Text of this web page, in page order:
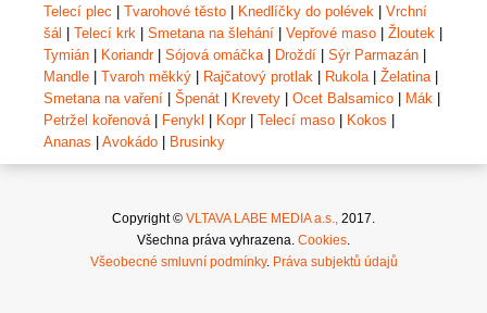
Telecí plec
Tvarohové těsto Knedlíčky do polévek
Vrchní
šál
Telecí krk Smetana na šlehání Vepřové maso Žloutek
Tymián
Koriandr| Sójová omáčka| Droždí Sýr Parmazán
Mandle
Tvaroh měkký Rajčatový protlak Rukola| Želatina|
Smetana na vaření
Špenát Krevety Ocet Balsamico Mák
Petržel kořenová| Fenykl Kopr| Telecí maso Kokos
Ananas
Avokádo Brusinky
Copyright © VLTAVA LABE MEDIA a.s., 2017.
Všechna práva vyhrazena. Cookies.
Všeobecné smluvní podmínky. Práva subjektů údajů